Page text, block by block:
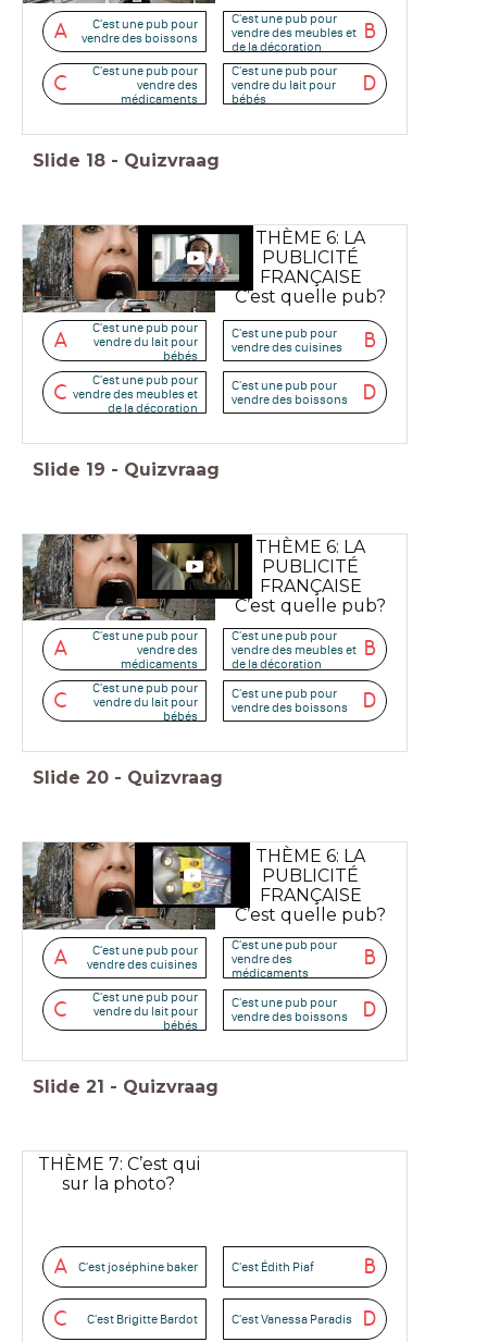
A
C'est une pub pour
vendre des boissons
B
C'est une pub pour
vendre des meubles et
de la décoration
C
C'est une pub pour
vendre des
médicaments
D
C'est une pub pour
vendre du lait pour
bébés
Slide 18 - Quizvraag
THÈME 6: LA
PUBLICITÉ
FRANÇAISE
C’est quelle pub?
A
C'est une pub pour
vendre du lait pour
bébés
B
C'est une pub pour
vendre des cuisines
C
C'est une pub pour
vendre des meubles et
de la décoration
D
C'est une pub pour
vendre des boissons
Slide 19 - Quizvraag
THÈME 6: LA
PUBLICITÉ
FRANÇAISE
C’est quelle pub?
A
C'est une pub pour
vendre des
médicaments
B
C'est une pub pour
vendre des meubles et
de la décoration
C
C'est une pub pour
vendre du lait pour
bébés
D
C'est une pub pour
vendre des boissons
Slide 20 - Quizvraag
THÈME 6: LA
PUBLICITÉ
FRANÇAISE
C’est quelle pub?
A
C'est une pub pour
vendre des cuisines
B
C'est une pub pour
vendre des
médicaments
C
C'est une pub pour
vendre du lait pour
bébés
D
C'est une pub pour
vendre des boissons
Slide 21 - Quizvraag
THÈME 7: C’est qui
sur la photo?
A C'est joséphine baker B
C'est Édith Piaf
C C'est Brigitte Bardot D
C'est Vanessa Paradis